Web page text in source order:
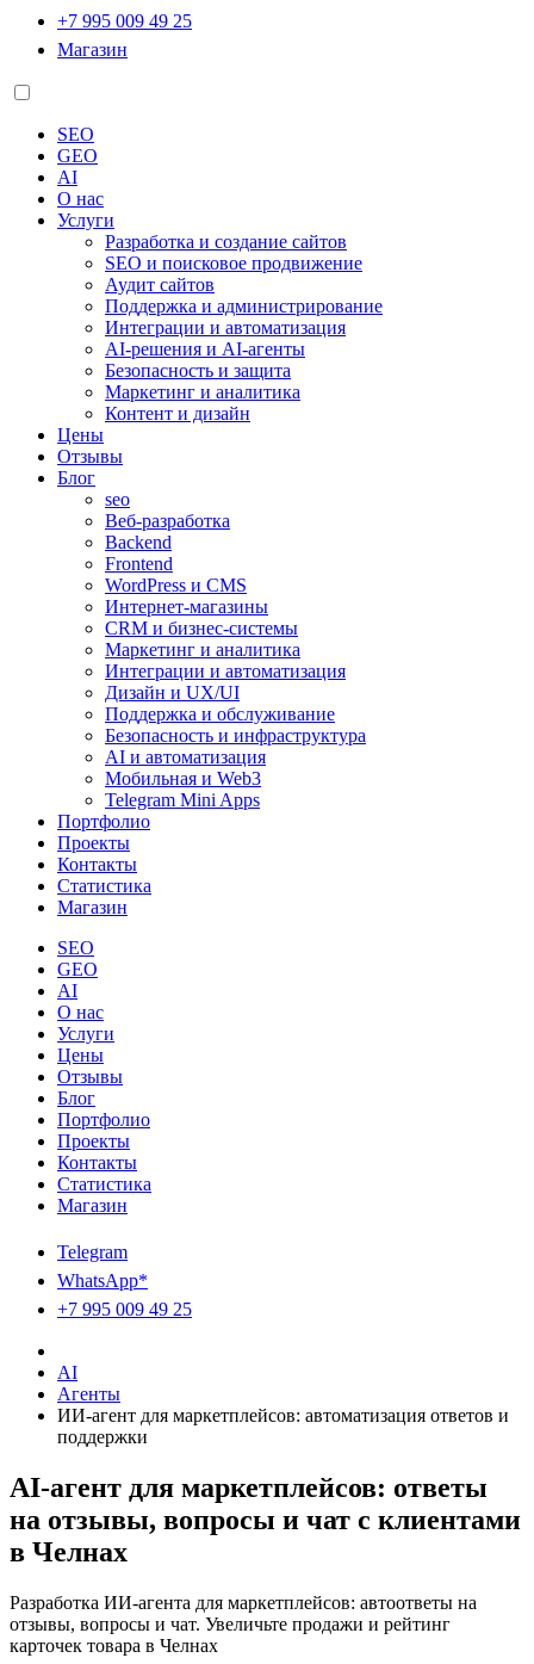
+7 995 009 49 25
Магазин
SEO
GEO
AI
О нас
Услуги
Разработка и создание сайтов
SEO и поисковое продвижение
Аудит сайтов
Поддержка и администрирование
Интеграции и автоматизация
AI-решения и AI-агенты
Безопасность и защита
Маркетинг и аналитика
Контент и дизайн
Цены
Отзывы
Блог
seo
Веб-разработка
Backend
Frontend
WordPress и CMS
Интернет-магазины
CRM и бизнес-системы
Маркетинг и аналитика
Интеграции и автоматизация
Дизайн и UX/UI
Поддержка и обслуживание
Безопасность и инфраструктура
AI и автоматизация
Мобильная и Web3
Telegram Mini Apps
Портфолио
Проекты
Контакты
Статистика
Магазин
SEO
GEO
AI
О нас
Услуги
Цены
Отзывы
Блог
Портфолио
Проекты
Контакты
Статистика
Магазин
Telegram
WhatsApp*
+7 995 009 49 25
AI
Агенты
ИИ-агент для маркетплейсов: автоматизация ответов и
поддержки
AI-агент для маркетплейсов: ответы
на отзывы, вопросы и чат с клиентами
в Челнах
Разработка ИИ-агента для маркетплейсов: автоответы на
отзывы, вопросы и чат. Увеличьте продажи и рейтинг
карточек товара в Челнах